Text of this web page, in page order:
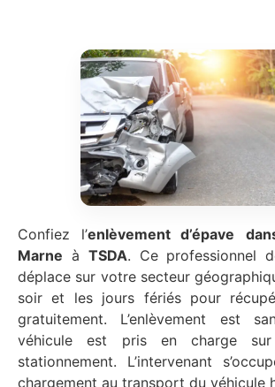
Confiez l’enlèvement d’épave
Marne à TSDA. Ce professionnel
déplace sur votre secteur
soir et les jours fériés pour
gratuitement. L’enlèvement est
véhicule est pris en charge
stationnement. L’intervenant
chargement au transport du véhicule